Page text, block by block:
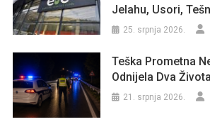
Jelahu, Usori,
25. srpnja 2026.
Teška Prometna
Odnijela Dva Života
21. srpnja 2026.